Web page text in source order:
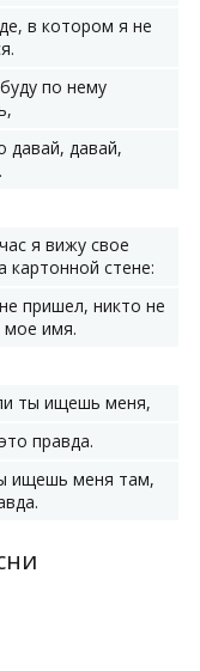
в котором я не
по нему
давай, давай,
я вижу свое
картонной стене:
пришел, никто не
мое имя.
ты ищешь меня,
правда.
ищешь меня там,